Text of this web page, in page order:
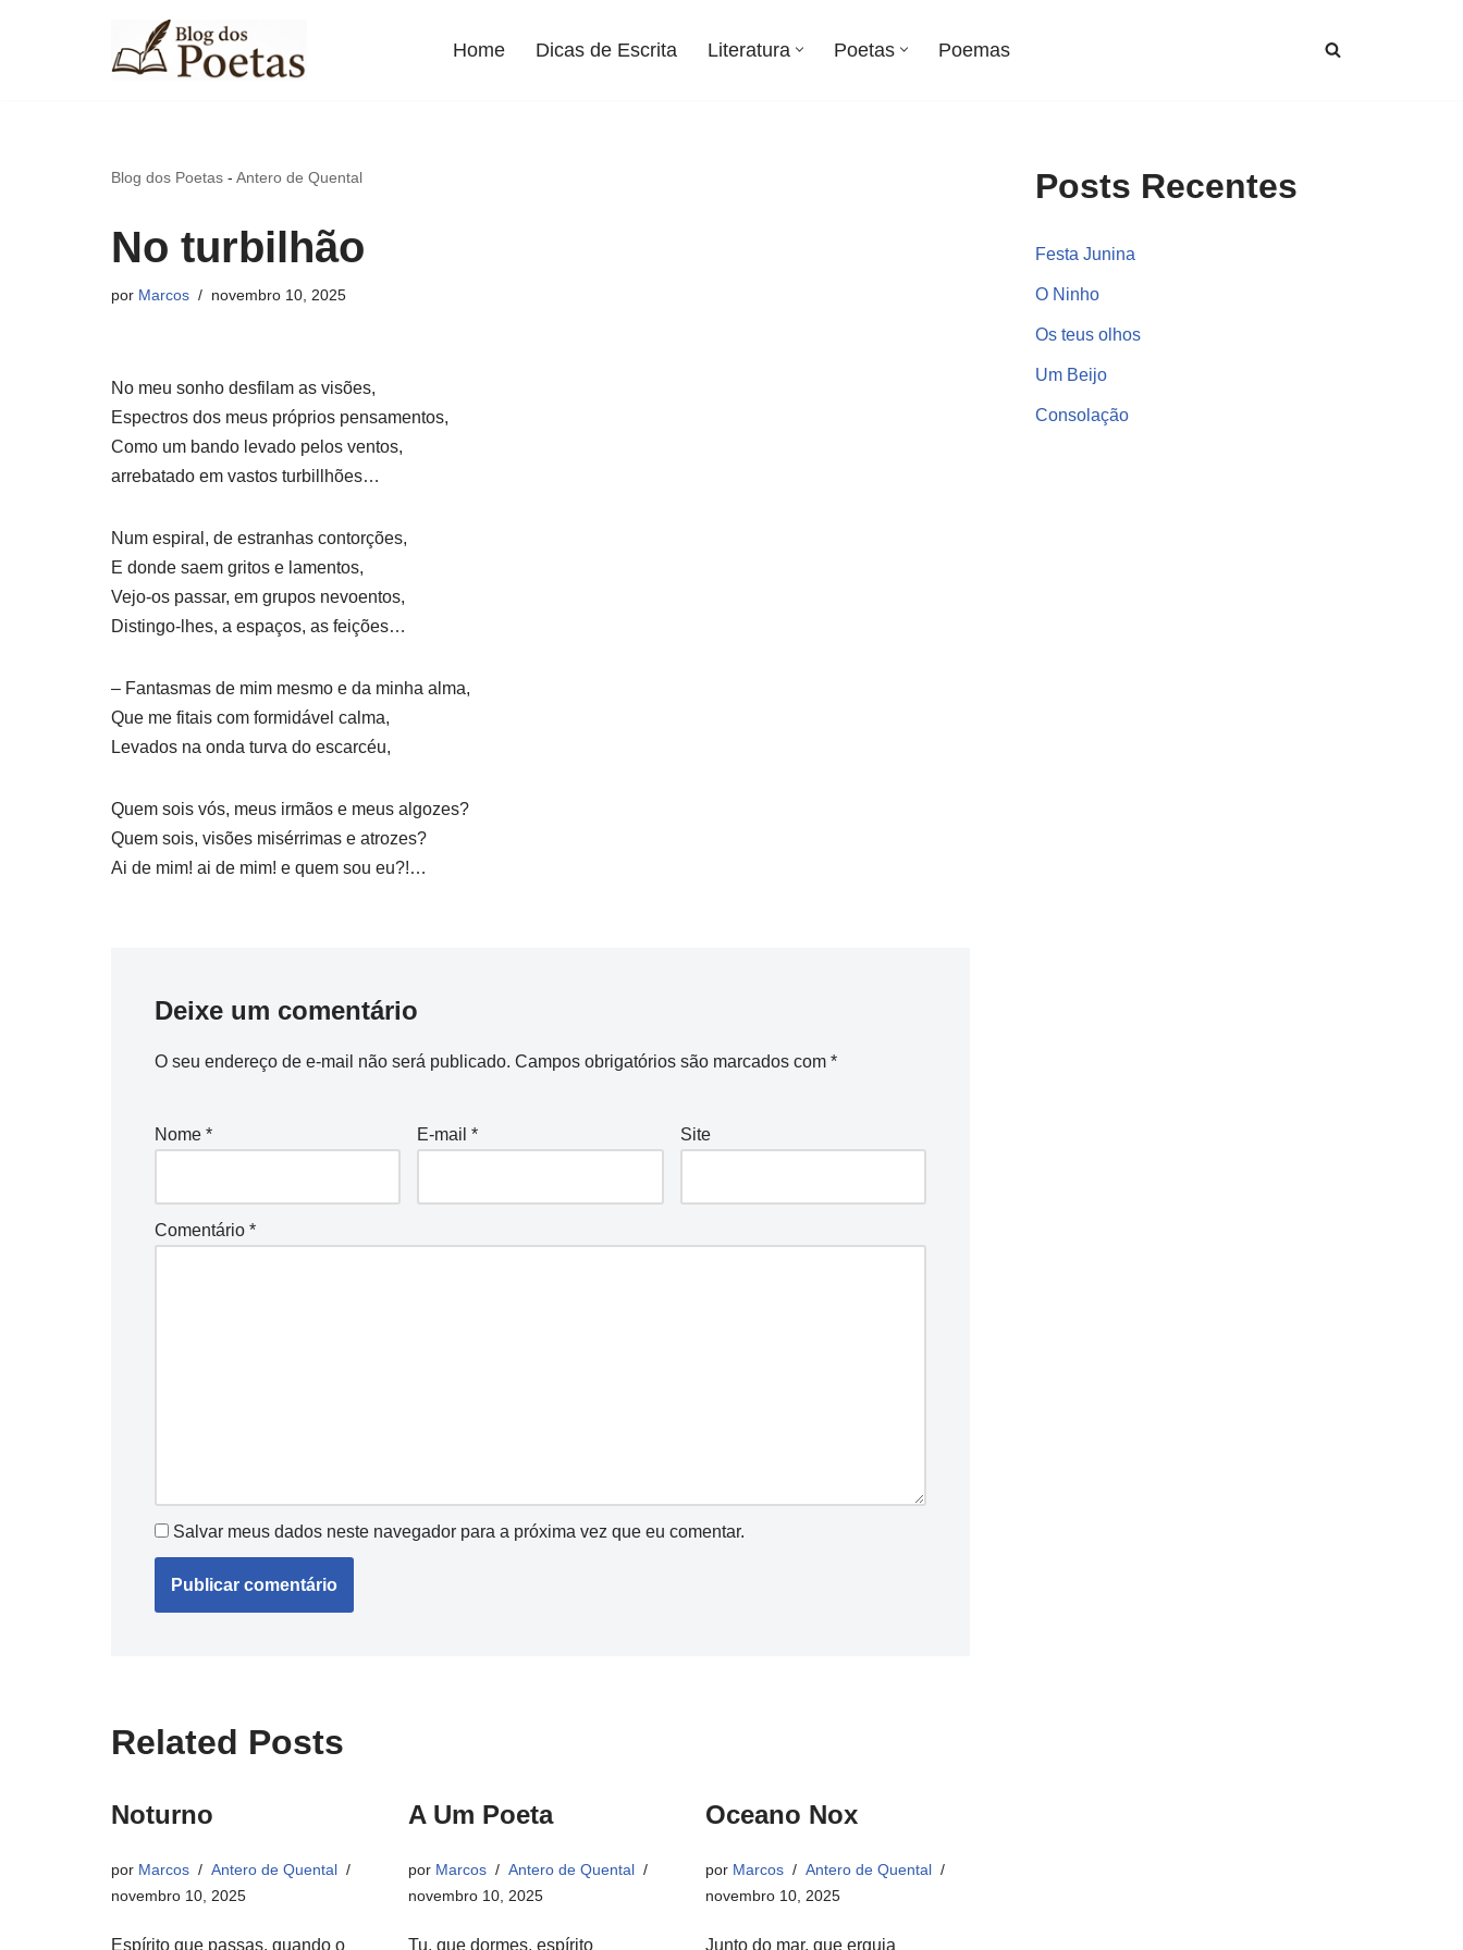
Home Dicas de Escrita Literatura Poetas Poemas
Blog dos Poetas - Antero de Quental
No turbilhão
por Marcos novembro 10, 2025
No meu sonho desfilam as visões,
Espectros dos meus próprios pensamentos,
Como um bando levado pelos ventos,
arrebatado em vastos turbillhões…
Num espiral, de estranhas contorções,
E donde saem gritos e lamentos,
Vejo-os passar, em grupos nevoentos,
Distingo-lhes, a espaços, as feições…
– Fantasmas de mim mesmo e da minha alma,
Que me fitais com formidável calma,
Levados na onda turva do escarcéu,
Quem sois vós, meus irmãos e meus algozes?
Quem sois, visões misérrimas e atrozes?
Ai de mim! ai de mim! e quem sou eu?!…
Deixe um comentário
O seu endereço de e-mail não será publicado. Campos obrigatórios são marcados com *
Nome * E-mail* Site
Comentário *
Salvar meus dados neste navegador para a próxima vez que eu comentar.
Related Posts
Noturno
por Marcos
Antero de Quental
novembro 10, 2025
Espírito que passas, quando o
A Um Poeta
por Marcos
Antero de Quental
novembro 10, 2025
Tu, que dormes, espírito
Oceano Nox
por Marcos
Antero de Quental
novembro 10, 2025
Junto do mar, que erguia
Posts Recentes
Festa Junina
O Ninho
Os teus olhos
Um Beijo
Consolação